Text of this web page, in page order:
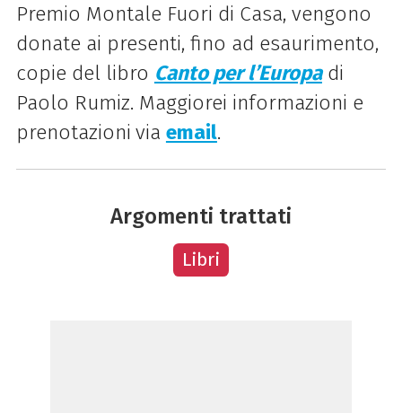
Premio Montale Fuori di Casa, vengono
donate ai presenti, fino ad esaurimento,
copie del libro Canto per l’Europadi
Paolo Rumiz. Maggiorei informazioni e
prenotazioni via email.
Argomenti trattati
Libri